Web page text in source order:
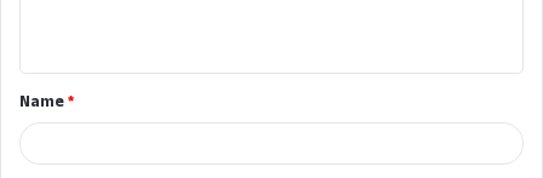
t
*Name*